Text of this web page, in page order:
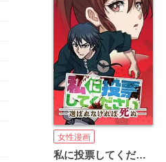
女性漫画
私に投票してください ―選ばれなければ死ぬ―